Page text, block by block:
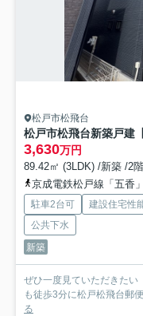
松戸市松飛台
松戸市松飛台新築戸建
3,630万円
89.42㎡ (3LDK) /新築 /2
京成電鉄松戸線「五香
駐車2台可 建設住宅性
公共下水
新築
ぜひ一度見ていただきたい
も徒歩3分に松戸松飛台郵
る